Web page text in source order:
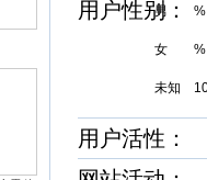
用户性别
男 %
女 %
未知
用户活性